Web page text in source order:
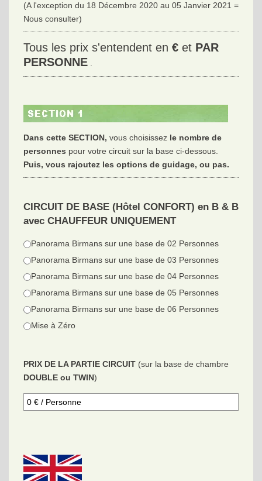
(A l'exception du 18 Décembre 2020 au 05 Janvier 2021 =
Nous consulter)
Tous les prix s'entendent en € et PAR
PERSONNE .
Dans cette SECTION, vous choisissez le nombre de
personnes pour votre circuit sur la base ci-dessous.
Puis, vous rajoutez les options de guidage, ou pas.
CIRCUIT DE BASE (Hôtel CONFORT) en B & B
avec CHAUFFEUR UNIQUEMENT
Panorama Birmans sur une base de 02 Personnes
Panorama Birmans sur une base de 03 Personnes
Panorama Birmans sur une base de 04 Personnes
Panorama Birmans sur une base de 05 Personnes
Panorama Birmans sur une base de 06 Personnes
Mise à Zéro
PRIX DE LA PARTIE CIRCUIT (sur la base de chambre
DOUBLE ou TWIN)